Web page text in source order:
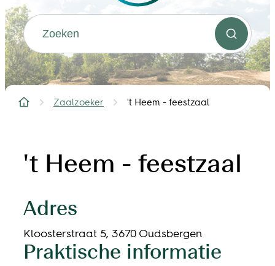
Waarmee kunnen we jou helpen?
Zoeken
Startpagina
Zaalzoeker 't Heem - feestzaal
't Heem - feestzaal
Adres
Kloosterstraat 5, ,3670 Oudsbergen
Praktische informatie